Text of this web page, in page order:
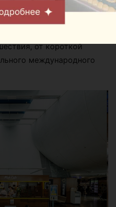
два Mak.Cafe. Они
региональных и
от короткой
международного